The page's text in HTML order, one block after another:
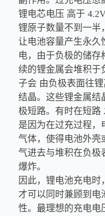
锂电芯电压 高于
锂原子数量不到一半
让电池容量产生永久
电，由于负极的储
续的锂金属会堆积于
子会 由负极表面往
结晶。这些锂金属结
极短路。有时在短路
是因为在过充过程，
气体，使得电池外壳
气进去与堆积在负极
爆炸。
因此，锂电池充电时
才可以同时兼顾到电
性。最理想的充电电